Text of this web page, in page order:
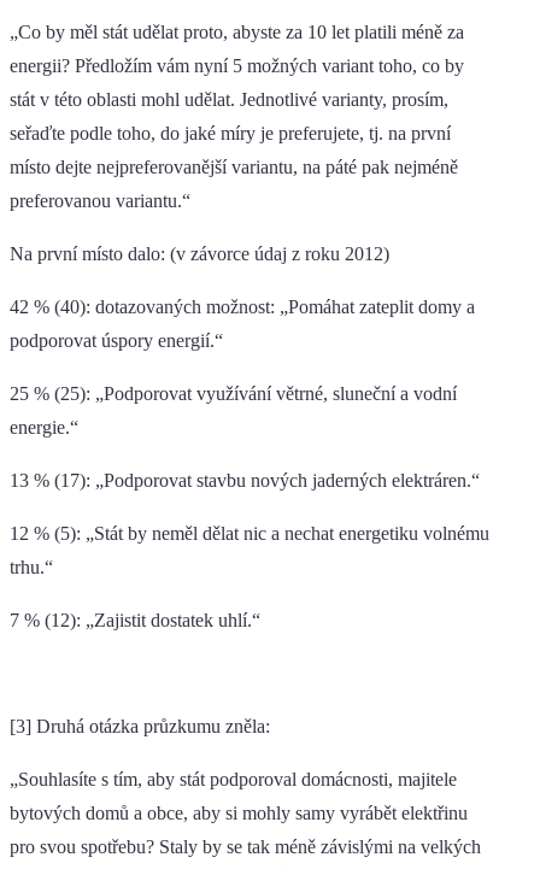
„Co by měl stát udělat proto, abyste za 10 let platili méně za
energii? Předložím vám nyní 5 možných variant toho, co by
stát v této oblasti mohl udělat. Jednotlivé varianty, prosím,
seřaďte podle toho, do jaké míry je preferujete, tj. na první
místo dejte nejpreferovanější variantu, na páté pak nejméně
preferovanou variantu.“
Na první místo dalo: (v závorce údaj z roku 2012)
42 % (40): dotazovaných možnost: „Pomáhat zateplit domy a
podporovat úspory energií.“
25 % (25): „Podporovat využívání větrné, sluneční a vodní
energie.“
13 % (17): „Podporovat stavbu nových jaderných elektráren.“
12 % (5): „Stát by neměl dělat nic a nechat energetiku volnému
trhu.“
7 % (12): „Zajistit dostatek uhlí.“
[3] Druhá otázka průzkumu zněla:
„Souhlasíte s tím, aby stát podporoval domácnosti, majitele
bytových domů a obce, aby si mohly samy vyrábět elektřinu
pro svou spotřebu? Staly by se tak méně závislými na velkých